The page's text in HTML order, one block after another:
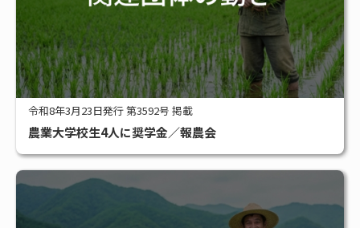
令和8年3月23日発行 第3592号 掲載
農業大学校生4人に奨学金／報農会